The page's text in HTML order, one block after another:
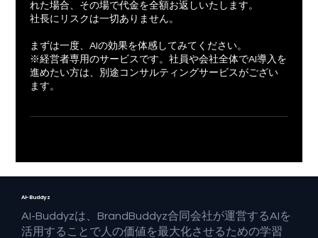
れた場合、その場で代金を全額お返しいたします。
社長にリスクは一切ありません。
まずは一度、AIの効果を体感してみてください。
※経営者専用のサービスです。社員や会社全体でAI導入を
進めたい方は、別途コンサルティングサービスがござい
ます。
AI-Buddyz
AI-Buddyzは、BrandBuddyz合同会社が運営するAIを
活用することで人の価値を最大化させるための学習